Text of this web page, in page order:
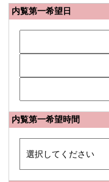
内覧第一希望日
内覧第一希望時間